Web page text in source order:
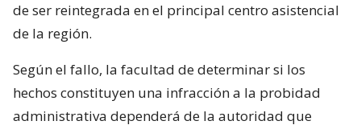
de ser reintegrada en el principal centro asistencial
de la región.
Según el fallo, la facultad de determinar si los
hechos constituyen una infracción a la probidad
administrativa dependerá de la autoridad que